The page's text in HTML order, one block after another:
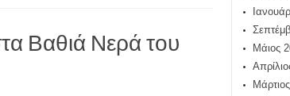
Βαθιά Νερά του
Μάιος